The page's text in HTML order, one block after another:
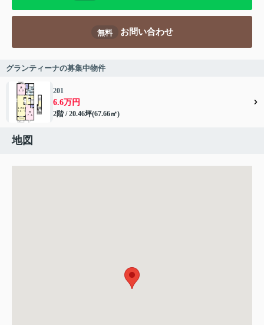
無料 お問い合わせ
グランティーナの募集中物件
201
6.6万円
2階 / 20.46坪(67.66㎡)
地図